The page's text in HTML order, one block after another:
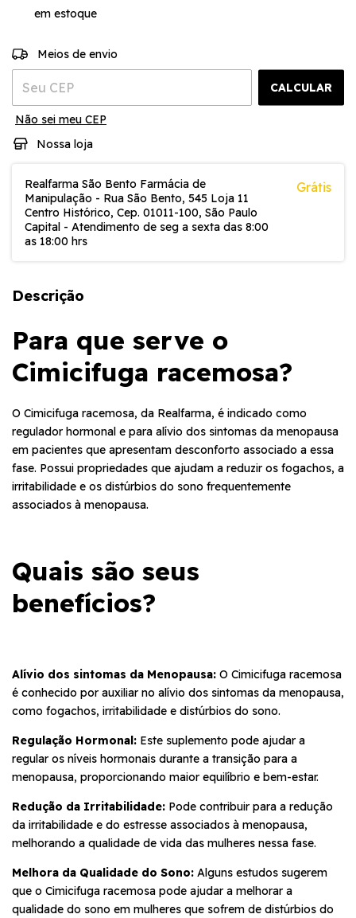
em estoque
Entregas para o CEP:
Meios de envio
CALCULAR
Não sei meu CEP
Nossa loja
Realfarma São Bento Farmácia de
Manipulação - Rua São Bento, 545 Loja 11
Centro Histórico, Cep. 01011-100, São Paulo
Capital - Atendimento de seg a sexta das 8:00
as 18:00 hrs
Grátis
Descrição
Para que serve o
Cimicifuga racemosa?
O Cimicifuga racemosa, da Realfarma, é indicado como
regulador hormonal e para alívio dos sintomas da menopausa
em pacientes que apresentam desconforto associado a essa
fase. Possui propriedades que ajudam a reduzir os fogachos, a
irritabilidade e os distúrbios do sono frequentemente
associados à menopausa.
Quais são seus
benefícios?
Alívio dos sintomas da Menopausa: O Cimicifuga racemosa
é conhecido por auxiliar no alívio dos sintomas da menopausa,
como fogachos, irritabilidade e distúrbios do sono.
Regulação Hormonal: Este suplemento pode ajudar a
regular os níveis hormonais durante a transição para a
menopausa, proporcionando maior equilíbrio e bem-estar.
Redução da Irritabilidade: Pode contribuir para a redução
da irritabilidade e do estresse associados à menopausa,
melhorando a qualidade de vida das mulheres nessa fase.
Melhora da Qualidade do Sono: Alguns estudos sugerem
que o Cimicifuga racemosa pode ajudar a melhorar a
qualidade do sono em mulheres que sofrem de distúrbios do